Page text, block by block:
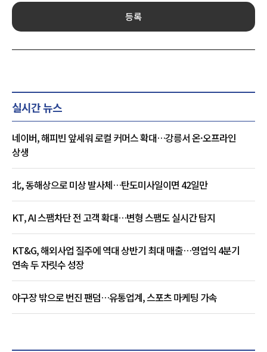
등록
실시간 뉴스
네이버, 해피빈 앞세워 로컬 커머스 확대…강릉서 온·오프라인
상생
北, 동해상으로 미상 발사체…탄도미사일이면 42일만
KT, AI 스팸차단 전 고객 확대…변형 스팸도 실시간 탐지
KT&G, 해외사업 질주에 역대 상반기 최대 매출…영업익 4분기
연속 두 자릿수 성장
야구장 밖으로 번진 팬덤…유통업계, 스포츠 마케팅 가속